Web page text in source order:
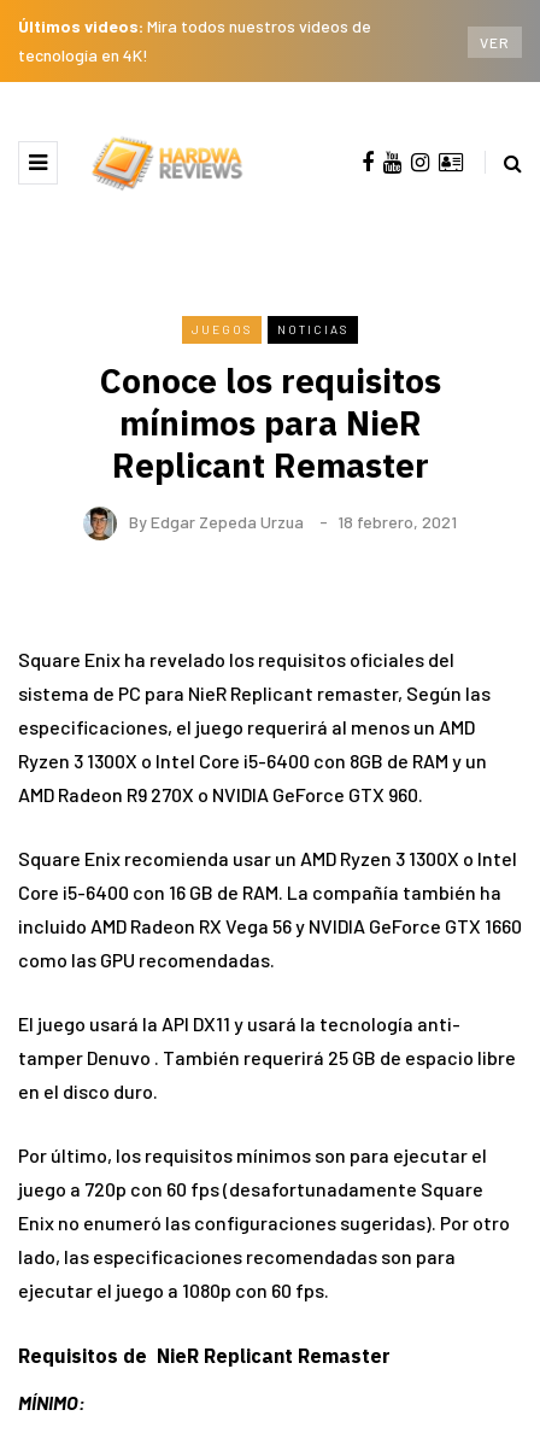
Últimos videos: Mira todos nuestros videos de
tecnología en 4K!
VER
JUEGOS NOTICIAS
Conoce los requisitos
mínimos para NieR
Replicant Remaster
ByEdgar Zepeda Urzua 18 febrero, 2021
Square Enix ha revelado los requisitos oficiales del
sistema de PC para NieR Replicant remaster, Según las
especificaciones, el juego requerirá al menos un AMD
Ryzen 3 1300X o Intel Core i5-6400 con 8GB de RAM y un
AMD Radeon R9 270X o NVIDIA GeForce GTX 960.
Square Enix recomienda usar un AMD Ryzen 3 1300X o Intel
Core i5-6400 con 16 GB de RAM. La compañía también ha
incluido AMD Radeon RX Vega 56 y NVIDIA GeForce GTX 1660
como las GPU recomendadas.
El juego usará la API DX11 y usará la tecnología anti-
tamper Denuvo . También requerirá 25 GB de espacio libre
en el disco duro.
Por último, los requisitos mínimos son para ejecutar el
juego a 720p con 60 fps (desafortunadamente Square
Enix no enumeró las configuraciones sugeridas). Por otro
lado, las especificaciones recomendadas son para
ejecutar el juego a 1080p con 60 fps.
Requisitos de NieR Replicant Remaster
MÍNIMO: